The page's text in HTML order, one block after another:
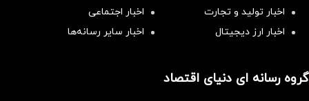
اخبار تولید و تجارت
اخبار اجتماعی
اخبار ارز دیجیتال
اخبار سایر رسانه‌‌ها
گروه رسانه ای دنیای اقتصاد